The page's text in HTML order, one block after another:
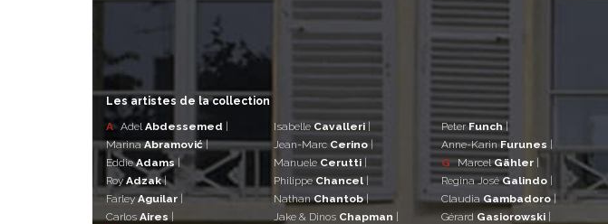
Les artistes de la collection
A Adel Abdessemed |
MarinaAbramović|
EddieAdams |
RoyAdzak|
FarleyAguilar |
Carlos Aires |
Isabelle Cavalleri |
Jean-Marc Cerino |
Manuele Cerutti |
Philippe Chancel |
NathanChantob|
Jake & Dinos Chapman |
PeterFunch|
Anne-KarinFurunes |
G MarcelGähler |
Regina JoséGalindo |
Claudia Gambadoro|
Gérard Gasiorowski |